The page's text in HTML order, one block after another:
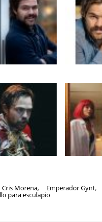
Cris Morena, Emperador Gynt,
para esculapio